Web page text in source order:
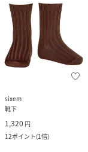
sixem
靴下
1,320 円
12ポイント(1倍)